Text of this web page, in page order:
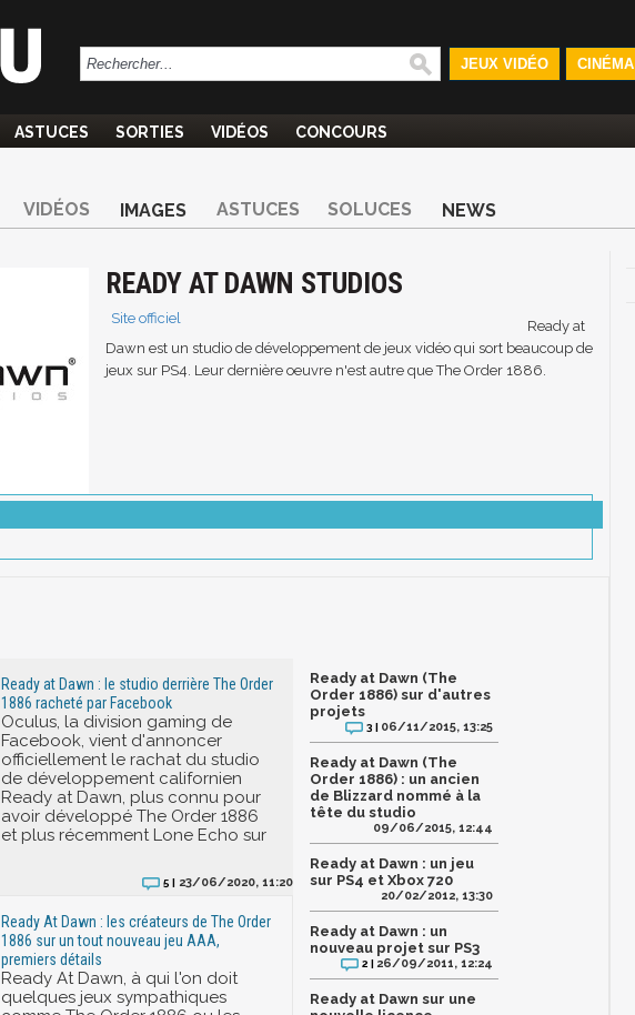
JEUX VIDÉO CINÉMA
ASTUCES SORTIES VIDÉOS CONCOURS
VIDÉOS IMAGES ASTUCES SOLUCES NEWS
READY AT DAWN STUDIOS
Site officiel
Ready at
Dawn est un studio de développement de jeux vidéo qui sort beaucoup de
jeux sur PS4. Leur dernière oeuvre n'est autre que The Order 1886.
Ready at Dawn : le studio derrière The Order
1886 racheté par Facebook
Oculus, la division gaming de
Facebook, vient d'annoncer
officiellement le rachat du studio
de développement californien
Ready at Dawn, plus connu pour
avoir développé The Order 1886
et plus récemment Lone Echo sur
5 | 23/06/2020, 11:20
Ready At Dawn : les créateurs de The Order
1886 sur un tout nouveau jeu AAA,
premiers détails
Ready At Dawn, à qui l'on doit
quelques jeux sympathiques
Ready at Dawn (The
Order 1886) sur d'autres
projets
3 | 06/11/2015, 13:25
Ready at Dawn (The
Order 1886) : un ancien
de Blizzard nommé à la
tête du studio
09/06/2015, 12:44
Ready at Dawn : un jeu
sur PS4 et Xbox 720
20/02/2012, 13:30
Ready at Dawn : un
nouveau projet sur PS3
2 | 26/09/2011, 12:24
Ready at Dawn sur une